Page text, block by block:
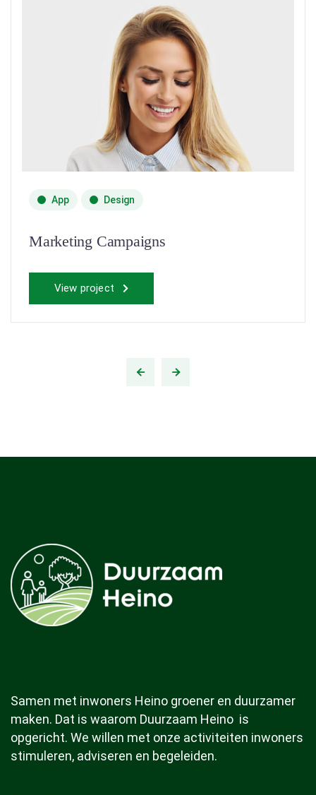
App Design
Marketing Campaigns
View project
Samen met inwoners Heino groener en duurzamer
maken. Dat is waarom Duurzaam Heino is
opgericht. We willen met onze activiteiten inwoners
stimuleren, adviseren en begeleiden.